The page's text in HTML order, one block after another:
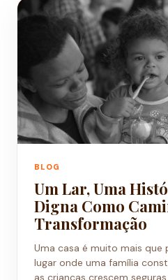
BLOG
Um Lar, Uma
Digna Como
Transformação
Uma casa é muito mais que
lugar onde uma família
as crianças crescem